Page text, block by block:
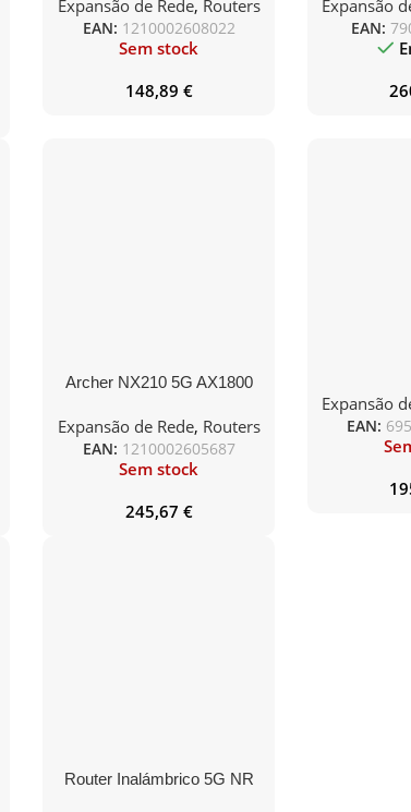
Router
Expansão de Rede, Routers
EAN: 1210002608022
Sem stock
148,89 €
Expansão
EAN:
Archer NX210 5G AX1800
Router
Expansão de Rede, Routers
EAN: 1210002605687
Sem stock
245,67 €
Expansão
EAN:
Router Inalámbrico 5G NR